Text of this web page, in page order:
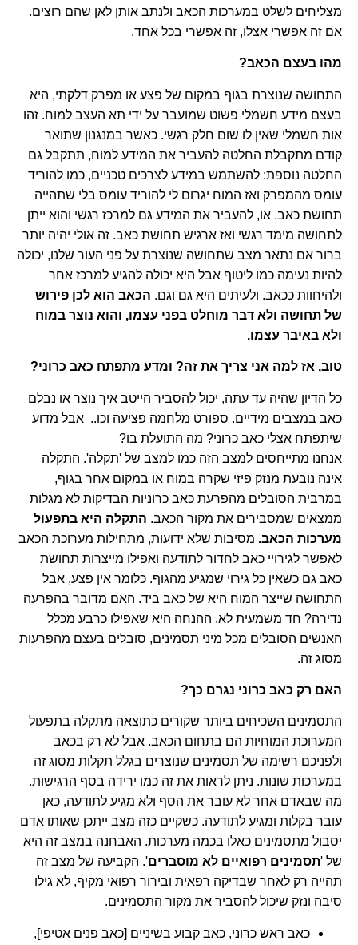
מצליחים לשלט במערכות הכאב ולנתב אותן לאן שהם רוצים.
אם זה אפשרי אצלו, זה אפשרי בכל אחד.
מהו בעצם הכאב?
התחושה שנוצרת בגוף במקום של פצע או מפרק דלקתי, היא
בעצם מידע חשמלי פשוט שמועבר על ידי תא העצב למוח. זהו
אות חשמלי שאין לו שום חלק רגשי. כאשר במנגנון שתואר
קודם מתקבלת החלטה להעביר את המידע למוח, תתקבל גם
החלטה נוספת: להשתמש במידע לצרכים טכניים, כמו להוריד
עומס מהמפרק ואז המוח יגרום לי להוריד עומס בלי שתהייה
תחושת כאב. או, להעביר את המידע גם למרכז רגשי והוא ייתן
לתחושה מימד רגשי ואז ארגיש תחושת כאב. זה אולי יהיה יותר
ברור אם נתאר מצב שתחושה שנוצרת על פני העור שלנו, יכולה
להיות נעימה כמו ליטוף אבל היא יכולה להגיע למרכז אחר
ולהיחוות ככאב. ולעיתים היא גם וגם. הכאב הוא לכן פירוש
של תחושה ולא דבר מוחלט בפני עצמו, והוא נוצר במוח
ולא באיבר עצמו.
טוב, אז למה אני צריך את זה? ומדע מתפתח כאב כרוני?
כל הדיון שהיה עד עתה, יכול להסביר הייטב איך נוצר או נבלם
כאב במצבים מידיים. ספורט מלחמה פציעה וכו.. אבל מדוע
שיתפתח אצלי כאב כרוני? מה התועלת בו?
אנחנו מתייחסים למצב הזה כמו למצב של 'תקלה'. התקלה
אינה נובעת מנזק פיזי שקרה במוח או במקום אחר בגוף,
במרבית הסובלים מהפרעת כאב כרוניות הבדיקות לא מגלות
ממצאים שמסבירים את מקור הכאב. התקלה היא בתפעול
מערכות הכאב. מסיבות שלא ידועות, מתחילות מערוכת הכאב
לאפשר לגירויי כאב לחדור לתודעה ואפילו מייצרות תחושת
כאב גם כשאין כל גירוי שמגיע מהגוף. כלומר אין פצע, אבל
התחושה שייצר המוח היא של כאב ביד. האם מדובר בהפרעה
נדירה? חד משמעית לא. ההנחה היא שאפילו כרבע מכלל
האנשים הסובלים מכל מיני תסמינים, סובלים בעצם מהפרעות
מסוג זה.
האם רק כאב כרוני נגרם כך?
התסמינים השכיחים ביותר שקורים כתוצאה מתקלה בתפעול
המערוכת המוחיות הם בתחום הכאב. אבל לא רק בכאב
ולפניכם רשימה של תסמינים שנוצרים בגלל תקלות מסוג זה
במערכות שונות. ניתן לראות את זה כמו ירידה בסף הרגישות.
מה שבאדם אחר לא עובר את הסף ולא מגיע לתודעה, כאן
עובר בקלות ומגיע לתודעה. כשקיים כזה מצב ייתכן שאותו אדם
יסבול מתסמינים כאלו בכמה מערכות. האבחנה במצב זה היא
של 'תסמינים רפואיים לא מוסברים'. הקביעה של מצב זה
תהייה רק לאחר שבדיקה רפאית ובירור רפואי מקיף, לא גילו
סיבה ונזק שיכול להסביר את מקור התסמינים.
כאב ראש כרוני, כאב קבוע בשיניים [כאב פנים אטיפי],